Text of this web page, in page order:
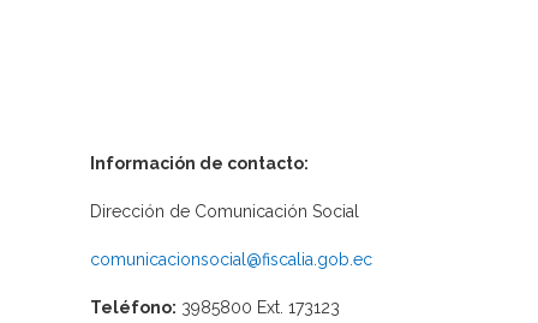
Información de contacto:
Dirección de Comunicación Social
comunicacionsocial@fiscalia.gob.ec
Teléfono: 3985800 Ext. 173123